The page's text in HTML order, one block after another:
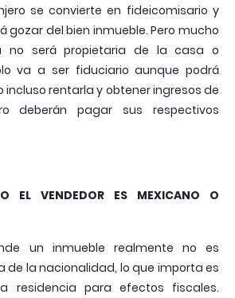
se convierte en fideicomisario y
gozar del bien inmueble. Pero mucho
no será propietaria de la casa o
va a ser fiduciario aunque podrá
incluso rentarla y obtener ingresos de
deberán pagar sus respectivos
EL VENDEDOR ES MEXICANO O
un inmueble realmente no es
de la nacionalidad, lo que importa es
residencia para efectos fiscales.